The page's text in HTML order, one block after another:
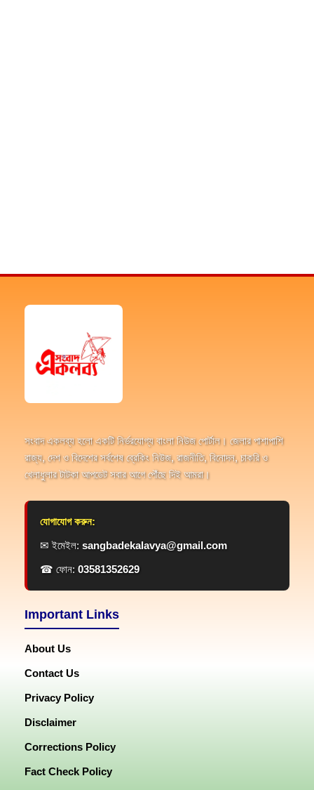
সংবাদ একলব্য হলো একটি নির্ভরযোগ্য বাংলা নিউজ পোর্টাল। জেলার পাশাপাশি
রাজ্য, দেশ ও বিদেশের সর্বশেষ ব্রেকিং নিউজ, রাজনীতি, বিনোদন, চাকরি ও
খেলাধুলার টাটকা আপডেট সবার আগে পৌঁছে দিই আমরা।
যোগাযোগ করুন:
✉ ইমেইল: sangbadekalavya@gmail.com
☎ ফোন: 03581352629
Important Links
About Us
Contact Us
Privacy Policy
Disclaimer
Corrections Policy
Fact Check Policy